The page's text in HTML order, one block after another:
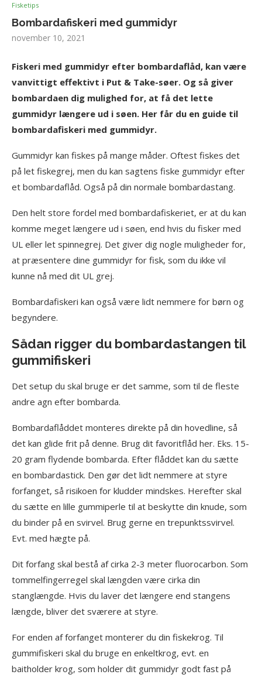
Fisketips
Bombardafiskeri med gummidyr
november 10, 2021
Fiskeri med gummidyr efter bombardaflåd, kan være
vanvittigt effektivt i Put & Take-søer. Og så giver
bombardaen dig mulighed for, at få det lette
gummidyr længere ud i søen. Her får du en guide til
bombardafiskeri med gummidyr.
Gummidyr kan fiskes på mange måder. Oftest fiskes det
på let fiskegrej, men du kan sagtens fiske gummidyr efter
et bombardaflåd. Også på din normale bombardastang.
Den helt store fordel med bombardafiskeriet, er at du kan
komme meget længere ud i søen, end hvis du fisker med
UL eller let spinnegrej. Det giver dig nogle muligheder for,
at præsentere dine gummidyr for fisk, som du ikke vil
kunne nå med dit UL grej.
Bombardafiskeri kan også være lidt nemmere for børn og
begyndere.
Sådan rigger du bombardastangen til
gummifiskeri
Det setup du skal bruge er det samme, som til de fleste
andre agn efter bombarda.
Bombardaflåddet monteres direkte på din hovedline, så
det kan glide frit på denne. Brug dit favoritflåd her. Eks. 15-
20 gram flydende bombarda. Efter flåddet kan du sætte
en bombardastick. Den gør det lidt nemmere at styre
forfanget, så risikoen for kludder mindskes. Herefter skal
du sætte en lille gummiperle til at beskytte din knude, som
du binder på en svirvel. Brug gerne en trepunktssvirvel.
Evt. med hægte på.
Dit forfang skal bestå af cirka 2-3 meter fluorocarbon. Som
tommelfingerregel skal længden være cirka din
stanglængde. Hvis du laver det længere end stangens
længde, bliver det sværere at styre.
For enden af forfanget monterer du din fiskekrog. Til
gummifiskeri skal du bruge en enkeltkrog, evt. en
baitholder krog, som holder dit gummidyr godt fast på